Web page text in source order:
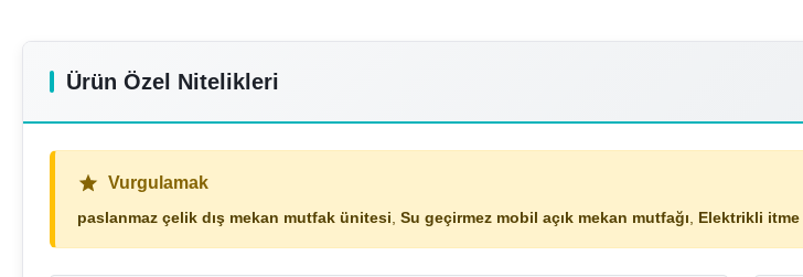
Ürün Özel Nitelikleri
Vurgulamak
paslanmaz çelik dış mekan mutfak ünitesi Su geçirmez mobil açık mekan mutfağı Elektrikli